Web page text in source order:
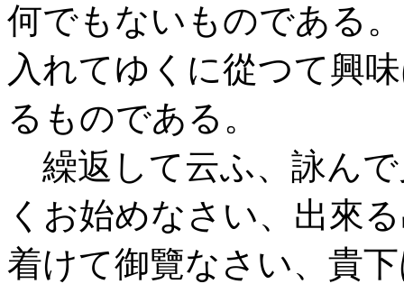
何でもないものである
入れてゆくに從つて興
るものである。
繰返して云ふ、詠ん
くお始めなさい、出來
着けて御覽なさい、貴